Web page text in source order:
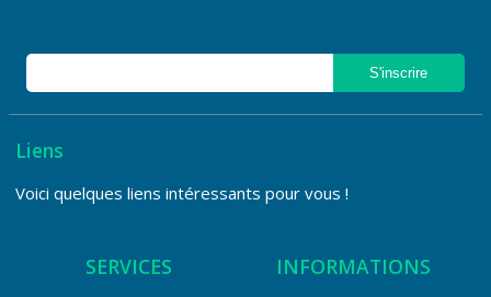
Liens
Voici quelques liens intéressants pour vous !
SERVICES INFORMATIONS